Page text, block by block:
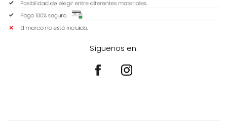
Síguenos en: